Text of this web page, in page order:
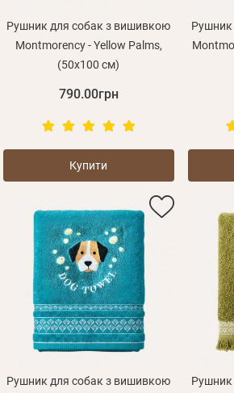
Оптовим клієнтам
Контакти
+380 (95) 095-
Рушник для собак з вишивкою
Montmorency - Yellow Palms,
(50x100 см)
790.00грн
Купити
Рушник
Рушник для собак з вишивкою
Рушник